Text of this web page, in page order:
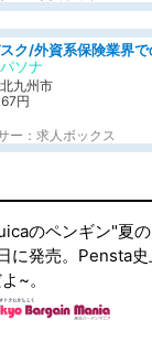
ソナ
九州市
円
ー：求人ボックス
のペンギン"夏
に発売。Pensta
~。